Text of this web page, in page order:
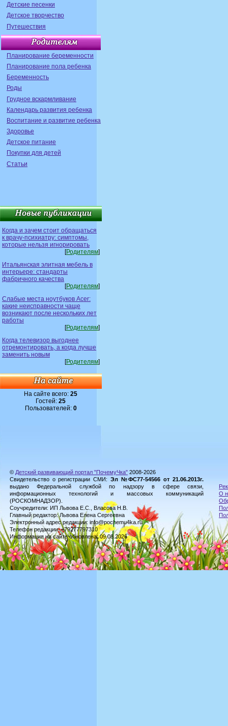
Детские песенки
Детское творчество
Путешествия
Планирование беременности
Планирование пола ребенка
Беременность
Роды
Грудное вскармливание
Календарь развития ребенка
Воспитание и развитие ребенка
Здоровье
Детское питание
Покупки для детей
Статьи
Когда и зачем стоит обращаться
к врачу-психиатру: симптомы,
которые нельзя игнорировать
[Родителям]
Итальянская элитная мебель в
интерьере: стандарты
фабричного качества
[Родителям]
Слабые места ноутбуков Acer:
какие неисправности чаще
возникают после нескольких лет
работы
[Родителям]
Когда телевизор выгоднее
отремонтировать, а когда лучше
заменить новым
[Родителям]
На сайте всего:25
Гостей:25
Пользователей: 0
© Детский развивающий портал "ПочемуЧка" 2008-2026
Свидетельство о регистрации СМИ: Эл №ФС77-54566 от 21.06.2013г.
выдано Федеральной службой по надзору в сфере связи,
информационных технологий и массовых коммуникаций
(РОСКОМНАДЗОР).
Соучредители: ИП Львова Е.С., Власова Н.В.
Главный редактор: Львова Елена Сергеевна
Электронный адрес редакции: info@pochemu4ka.ru
Телефон редакции: +79277797310
Информация на сайте обновлена: 09.08.2026
О